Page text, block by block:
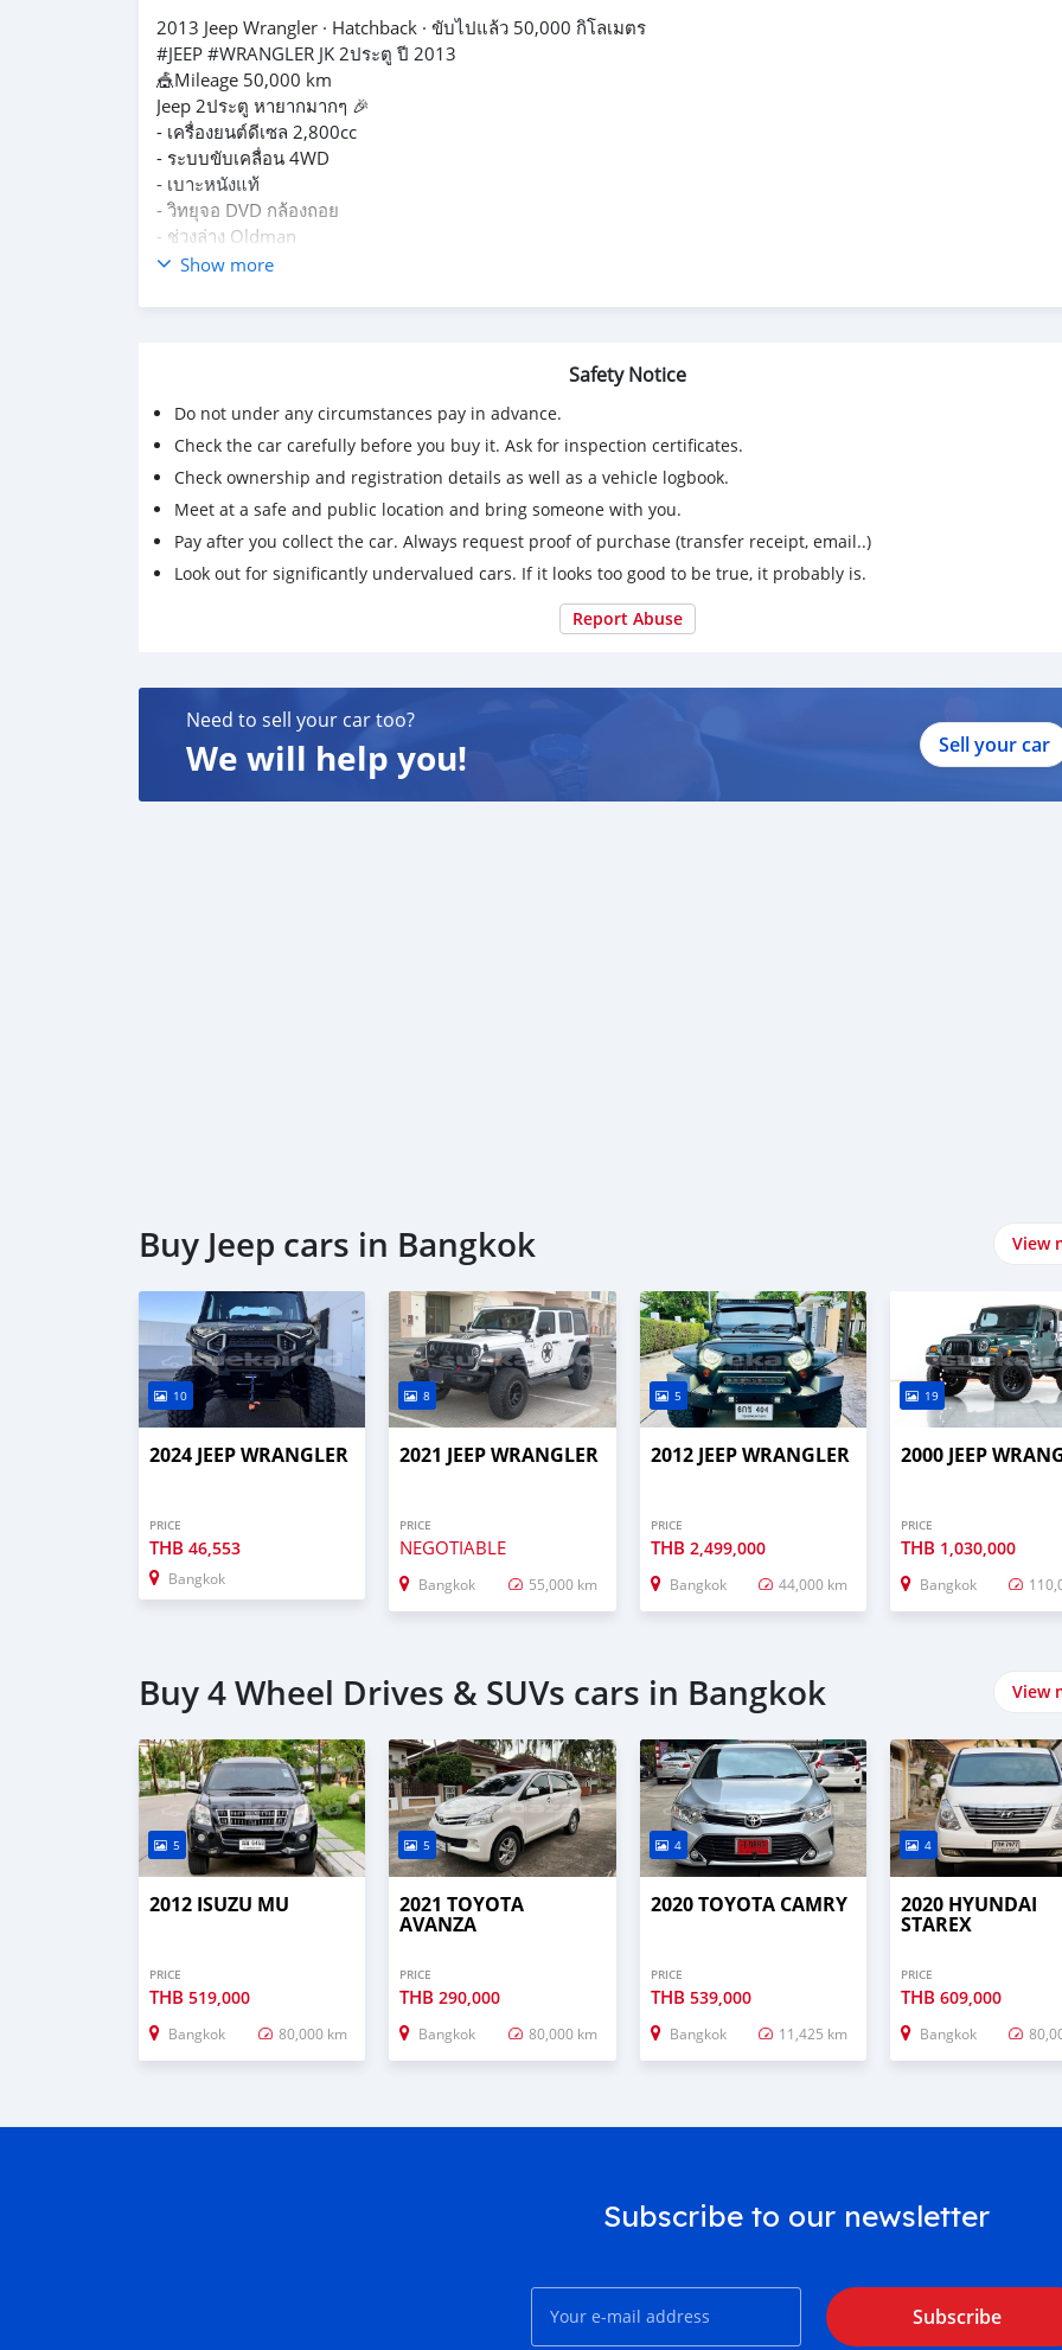
2013 Jeep Wrangler · Hatchback · ขับไปแล้ว 50,000 กิโลเมตร
#JEEP #WRANGLER JK 2ประตู ปี 2013
🎪Mileage 50,000 km
Jeep 2ประตู หายากมากๆ 🎉
- เครื่องยนต์ดีเซล 2,800cc
- ระบบขับเคลื่อน 4WD
- เบาะหนังแท้
- วิทยุจอ DVD กล้องถอย
- ช่วงล่าง Oldman
- เครื่องเกียร์ช่วงล่าง เก็บงานเรียบร้อย
- รถสภาพพร้อมใช้ที่สุด
(เงื่อนไขการจัดไฟแนนท์ ทั้ง ยอดจัด และ ดอกเบี้ย ขึ้นอยู่กับเครดิตผู้กู้และทางบริษัทไฟแนนซ์จะเป็นผู้อนุมัติยอด ซึ่งอาจ
เปลี่ยนแปลงได้เป็น case by case)***
Call Odets
📲 : 063-3593989
👉 https://line.me/ti/p/vtT1oDSMv8
✔️Facebook: https://www.facebook.com/siriphah
🆔 : odets
#จบที่เราเบาที่สุด #มือสองซิ่งถูกกฏหมายเท่านั้น #odets #คิดจะซื้อรถดีมีคุณภาพซื้อกับOdets #ช้อปให้สุดมาหยุดที่เรา
รถใหม่ รถมือสอง จะฝากขาย หรือต่อประกันภัยรถ พ.ร.บ. ฝากจัดไฟแนนซ์ คิดถึงโอค่ะ🙏🙏
เราไม่ได้ขายเฉพาะรถ แต่เราขายความเชื่อมั่นความรับผิดชอบ และบริการหลังการขายที่มีให้อย่างมือคะอาชีพ เพราะเรา
Show more
Safety Notice
Do not under any circumstances pay in advance.
Check the car carefully before you buy it. Ask for inspection certificates.
Check ownership and registration details as well as a vehicle logbook.
Meet at a safe and public location and bring someone with you.
Pay after you collect the car. Always request proof of purchase (transfer receipt, email..)
Look out for significantly undervalued cars. If it looks too good to be true, it probably is.
Report Abuse
Need to sell your car too?
We will help you! Sell your car
Buy Jeep cars in Bangkok View
10
2024 JEEP WRANGLER
PRICE
THB 46,553
Bangkok
8
2021 JEEP WRANGLER
PRICE
NEGOTIABLE
Bangkok 55,000 km
5
2012 JEEP WRANGLER
PRICE
THB 2,499,000
Bangkok 44,000 km
19
2000 JEEP
PRICE
THB 1,030,000
Bangkok
Buy 4 Wheel Drives & SUVs cars in Bangkok View
5
2012 ISUZU MU
PRICE
THB 519,000
Bangkok 80,000 km
5
2021 TOYOTA
AVANZA
PRICE
THB290,000
Bangkok 80,000 km
4
2020 TOYOTA CAMRY
PRICE
THB 539,000
Bangkok 11,425 km
4
2020 HYUNDAI
STAREX
PRICE
THB 609,000
Bangkok
Subscribe to our newsletter
Subscribe